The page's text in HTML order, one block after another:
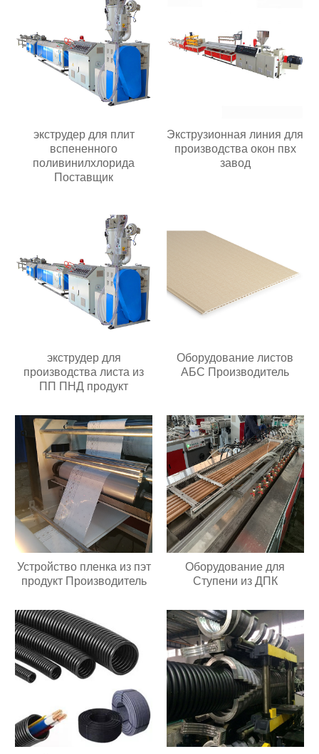
экструдер для плит
вспененного
поливинилхлорида
Поставщик
Экструзионная линия для
производства окон пвх
завод
экструдер для
производства листа из
ПП ПНД продукт
Оборудование листов
АБС Производитель
Устройство пленка из пэт
продукт Производитель
Оборудование для
Ступени из ДПК